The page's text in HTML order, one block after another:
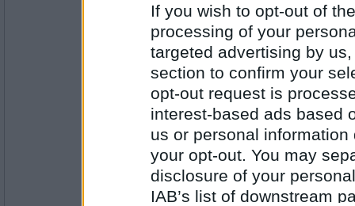
If you wish to opt-out of
processing of your
targeted advertising by
section to confirm your
opt-out request is
interest-based ads based
us or personal
your opt-out. You may
disclosure of your
IAB’s list of downstream
Antal inlägg:
22535
www.tv4.se/talang/kl...17 -3829233
Ärligt talat har ni nog ingen chans att
SmålandsMira
Antal inlägg:
22535
Det är åldern! (Igen)